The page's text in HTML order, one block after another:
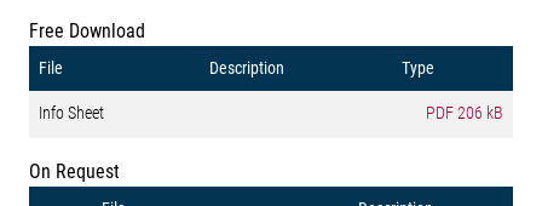
Free Download
File Description Type
Info Sheet PDF206 kB
On Request